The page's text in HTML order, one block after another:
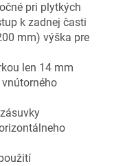
pri plytkých
k zadnej časti
mm) výška pre
len 14 mm